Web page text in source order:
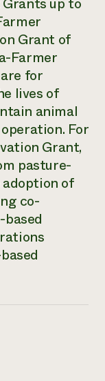
un
Llame a la
directa de
1-800-346-
Grant of
Farmer
for
lives of
animal
For
Grant,
pasture-
of
co-